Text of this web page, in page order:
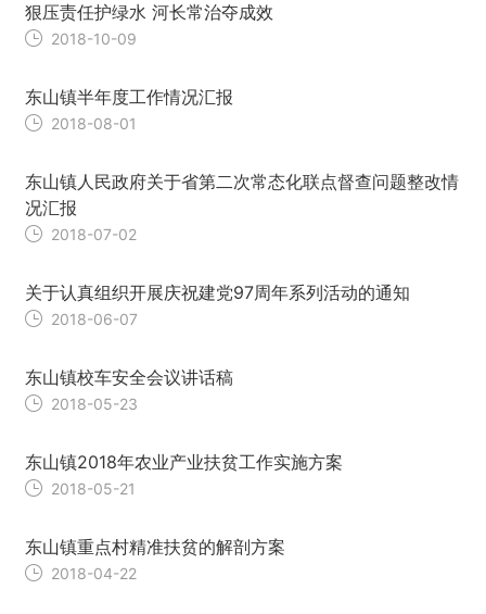
狠压责任护绿水 河长常治夺成效
2018-10-09
东山镇半年度工作情况汇报
2018-08-01
东山镇人民政府关于省第二次常态化联点督查问题整改情
况汇报
2018-07-02
关于认真组织开展庆祝建党97周年系列活动的通知
2018-06-07
东山镇校车安全会议讲话稿
2018-05-23
东山镇2018年农业产业扶贫工作实施方案
2018-05-21
东山镇重点村精准扶贫的解剖方案
2018-04-22